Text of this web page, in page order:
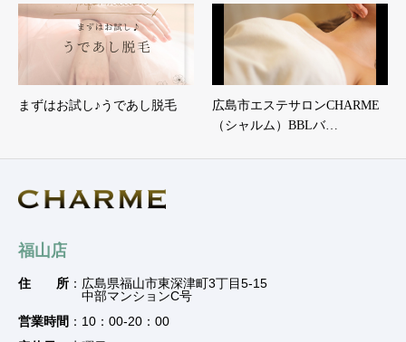
まずはお試し♪うであし脱毛
広島市エステサロンCHARME
（シャルム）BBLバ…
福山店
住 所 ：広島県福山市東深津町3丁目5-15
中部マンションC号
営業時間 ：10：00-20：00